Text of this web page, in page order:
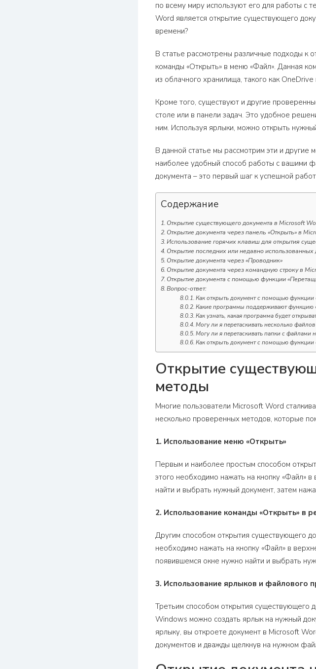
по всему миру используют его для работы с
Word является открытие существующего
времени?
В статье рассмотрены различные подходы к
команды «Открыть» в меню «Файл». Данная
из облачного хранилища, такого как
Кроме того, существуют и другие
столе или в панели задач. Это удобное
ним. Используя ярлыки, можно открыть
В данной статье мы рассмотрим эти и
наиболее удобный способ работы с вашими
документа – это первый шаг к успешной
Содержание
Открытие существующего документа в Microsoft
Открытие документа через панель «Открыть» в
Использование горячих клавиш для открытия
Открытие последних или недавно использованных
Открытие документа через «Проводник»
Открытие документа через командную строку в
Открытие документа с помощью функции
Вопрос-ответ:
Как открыть документ с помощью функции
Какие программы поддерживают функцию
Как узнать, какая программа будет
Могу ли я перетаскивать несколько
Могу ли я перетаскивать папки с файлами
Как открыть документ с помощью функции
Открытие
методы
Многие пользователи Microsoft Word
несколько проверенных методов, которые
1. Использование меню «Открыть»
Первым и наиболее простым способом
этого необходимо нажать на кнопку «Файл»
найти и выбрать нужный документ, затем
2. Использование команды «Открыть» в
Другим способом открытия существующего
необходимо нажать на кнопку «Файл» в
появившемся окне нужно найти и выбрать
3. Использование ярлыков и файлового
Третьим способом открытия существующего
Windows можно создать ярлык на нужный
ярлыку, вы откроете документ в Microsoft
документов и дважды щелкнув на нужном